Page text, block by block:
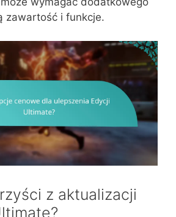
zawartość i funkcje.
z aktualizacji